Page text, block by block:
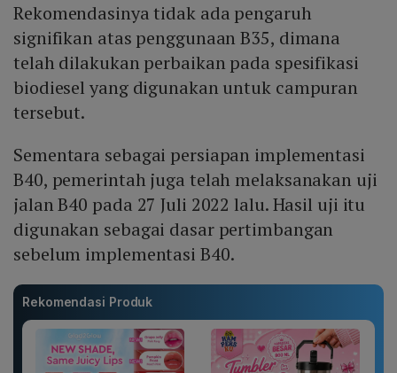
Rekomendasinya tidak ada pengaruh
signifikan atas penggunaan B35, dimana
telah dilakukan perbaikan pada spesifikasi
biodiesel yang digunakan untuk campuran
tersebut.
Sementara sebagai persiapan implementasi
B40, pemerintah juga telah melaksanakan uji
jalan B40 pada 27 Juli 2022 lalu. Hasil uji itu
digunakan sebagai dasar pertimbangan
sebelum implementasi B40.
Rekomendasi Produk